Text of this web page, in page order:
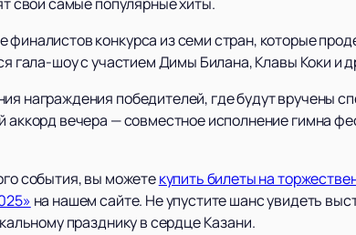
конкурса из семи стран, которые
гала-шоу с участием Димы Билана, Клавы Коки и
награждения победителей, где будут вручены
вечера — совместное исполнение гимна
события, вы можетекупить билеты на
на нашем сайте. Не упустите шанс увидеть
празднику в сердце Казани.